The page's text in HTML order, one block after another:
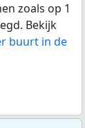
zoals op 1
Bekijk
buurt in de